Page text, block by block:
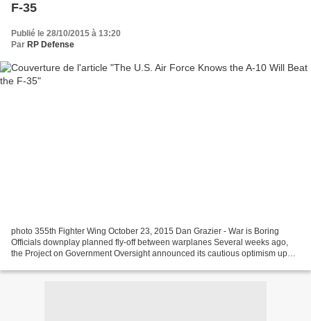
F-35
Publié le 28/10/2015 à 13:20
Par RP Defense
photo 355th Fighter Wing October 23, 2015 Dan Grazier - War is Boring
Officials downplay planned fly-off between warplanes Several weeks ago,
the Project on Government Oversight announced its cautious optimism upon